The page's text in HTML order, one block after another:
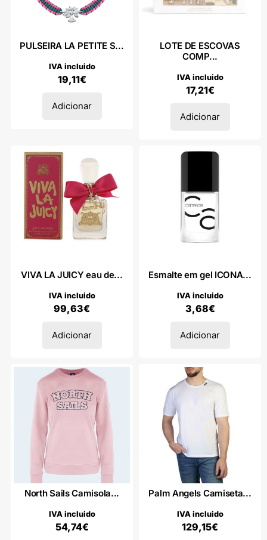
PULSEIRA LA PETITE S...
19,11€
IVA incluido
Adicionar
LOTE DE ESCOVAS
COMP...
17,21€
IVA incluido
Adicionar
VIVA LA JUICY eau de...
99,63€
IVA incluido
Adicionar
Esmalte em gel ICONA...
3,68€
IVA incluido
Adicionar
North Sails Camisola...
54,74€
IVA incluido
Palm Angels Camiseta...
129,15€
IVA incluido